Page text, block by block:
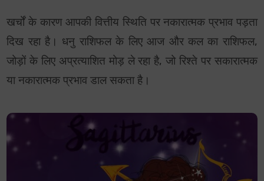
खर्चों के कारण आपकी वित्तीय स्थिति पर नकारात्मक प्रभाव पड़ता
दिख रहा है। धनु राशिफल के लिए आज और कल का राशिफल,
जोड़ों के लिए अप्रत्याशित मोड़ ले रहा है, जो रिश्ते पर सकारात्मक
या नकारात्मक प्रभाव डाल सकता है।